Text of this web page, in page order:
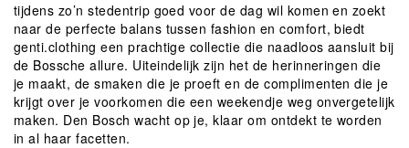
tijdens zo’n stedentrip goed voor de dag wil komen en zoekt
naar de perfecte balans tussen fashion en comfort, biedt
genti.clothing een prachtige collectie die naadloos aansluit bij
de Bossche allure. Uiteindelijk zijn het de herinneringen die
je maakt, de smaken die je proeft en de complimenten die je
krijgt over je voorkomen die een weekendje weg onvergetelijk
maken. Den Bosch wacht op je, klaar om ontdekt te worden
in al haar facetten.